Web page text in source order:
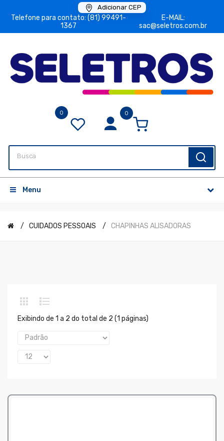
Adicionar CEP
Telefone para contato: (81) 99491-
1367
E-MAIL:
sac@seletros.com.br
0
0
Menu
CUIDADOS PESSOAIS CHAPINHAS ALISADORAS
Exibindo de 1 a 2 do total de 2 (1 páginas)